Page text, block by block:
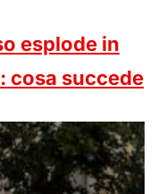
esplode in
cosa succede